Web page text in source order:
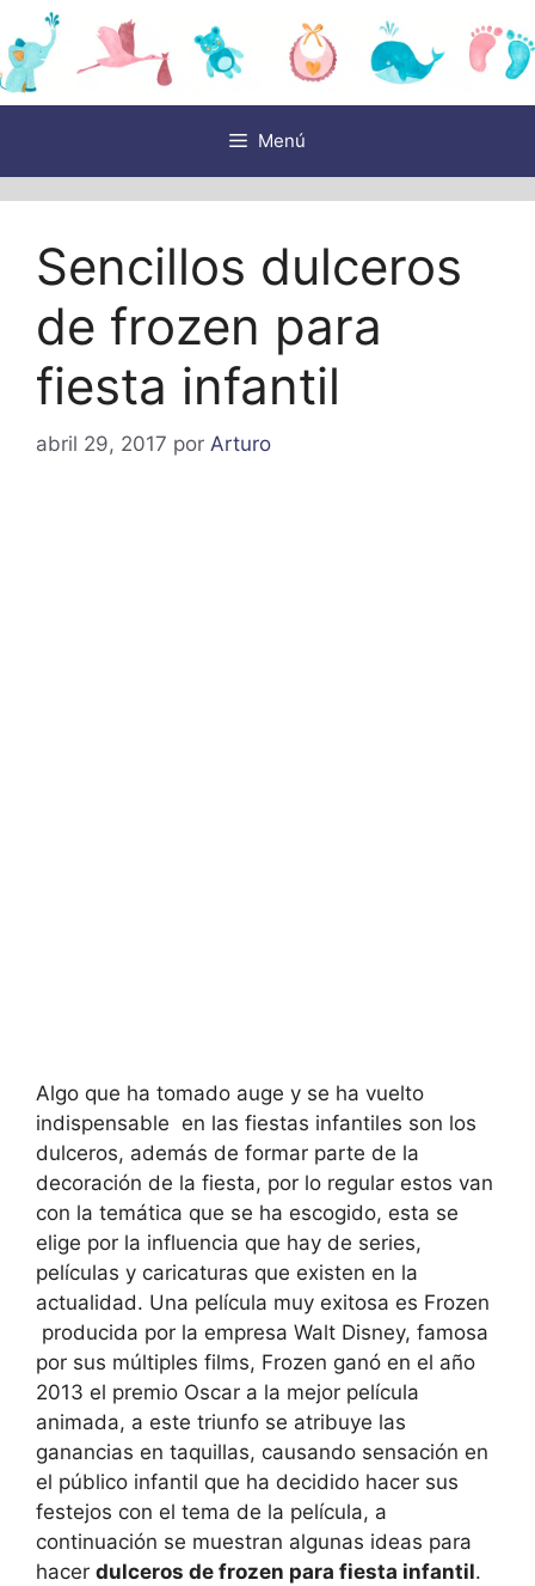
Saltar
al
contenido
Menú
Sencillos dulceros
de frozen para
fiesta infantil
abril 29, 2017 por Arturo
Algo que ha tomado auge y se ha vuelto
indispensable en las fiestas infantiles son los
dulceros, además de formar parte de la
decoración de la fiesta, por lo regular estos van
con la temática que se ha escogido, esta se
elige por la influencia que hay de series,
películas y caricaturas que existen en la
actualidad. Una película muy exitosa es Frozen
producida por la empresa Walt Disney, famosa
por sus múltiples films, Frozen ganó en el año
2013 el premio Oscar a la mejor película
animada, a este triunfo se atribuye las
ganancias en taquillas, causando sensación en
el público infantil que ha decidido hacer sus
festejos con el tema de la película, a
continuación se muestran algunas ideas para
hacer dulceros de frozen para fiesta infantil.